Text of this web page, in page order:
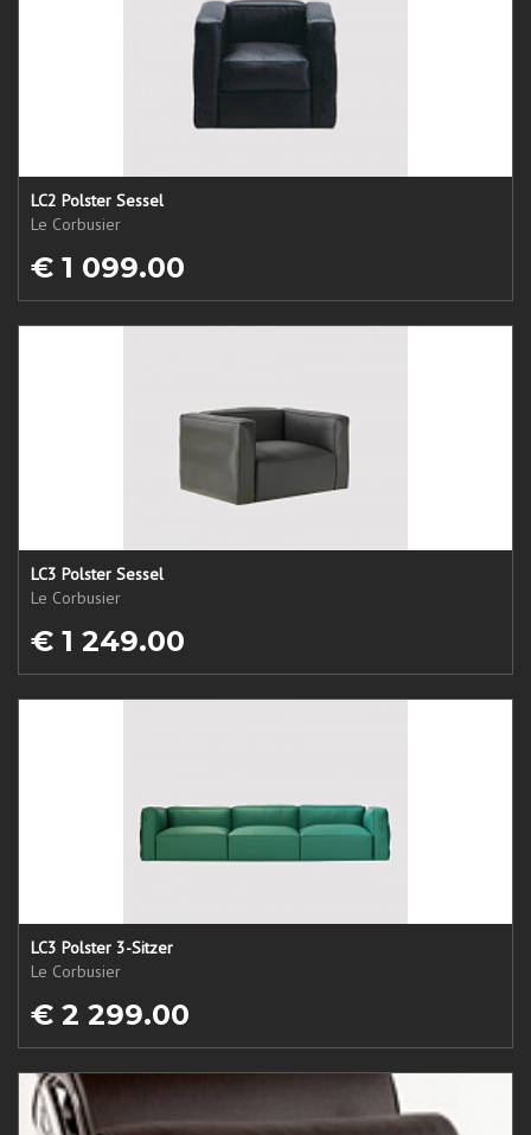
LC2 Polster Sessel
Le Corbusier
€ 1 099.00
LC3 Polster Sessel
Le Corbusier
€ 1 249.00
LC3 Polster 3-Sitzer
Le Corbusier
€ 2 299.00